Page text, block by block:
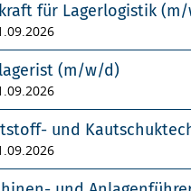
für Lagerlogistik
(m/w/d)
und